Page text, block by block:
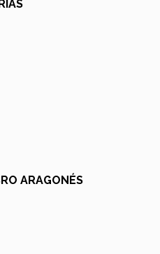
ARAGONÉS